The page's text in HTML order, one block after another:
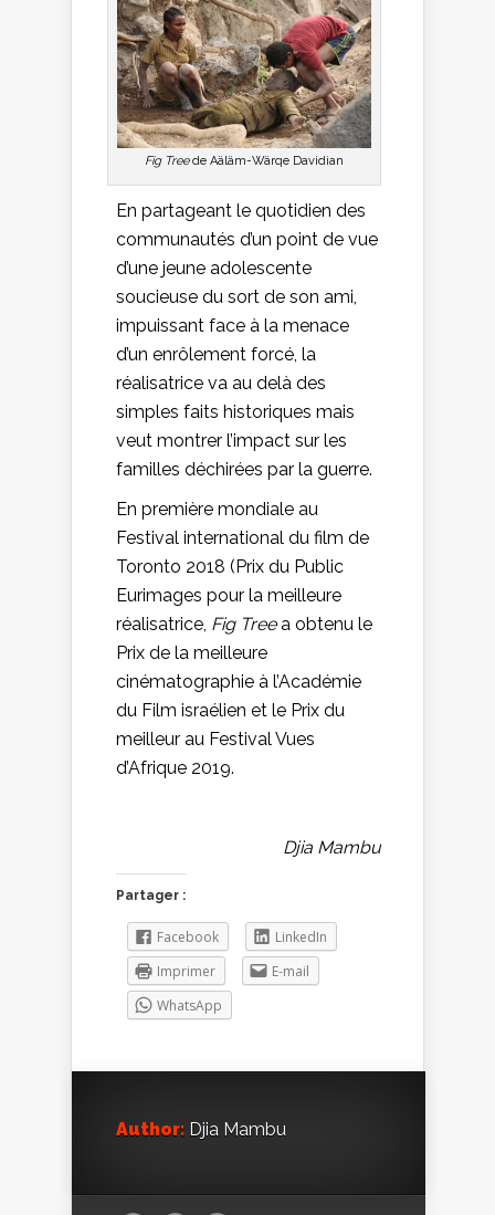
Fig Treede Aäläm-Wärqe Davidian
En partageant le quotidien des
communautés d’un point de vue
d’une jeune adolescente
soucieuse du sort de son ami,
impuissant face à la menace
d’un enrôlement forcé, la
réalisatrice va au delà des
simples faits historiques mais
veut montrer l’impact sur les
familles déchirées par la guerre.
En première mondiale au
Festival international du film de
Toronto 2018 (Prix du Public
Eurimages pour la meilleure
réalisatrice, Fig Treea obtenu le
Prix de la meilleure
cinématographie à l’Académie
du Film israélien et le Prix du
meilleur au Festival Vues
d’Afrique 2019.
Djia Mambu
Partager :
Facebook
LinkedIn
Imprimer
E-mail
WhatsApp
Author: Djia Mambu